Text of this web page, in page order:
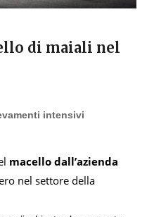
di maiali nel
intensivi
macello dall’azienda
nel settore della